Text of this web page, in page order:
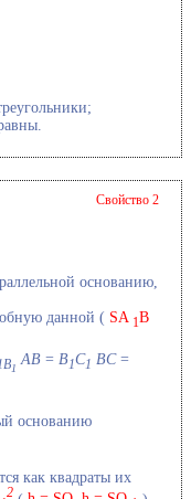
Свойство 2
основанию,
данной ( SA 1B
1
AB = B1C1 BC =
основанию
как квадраты их
2